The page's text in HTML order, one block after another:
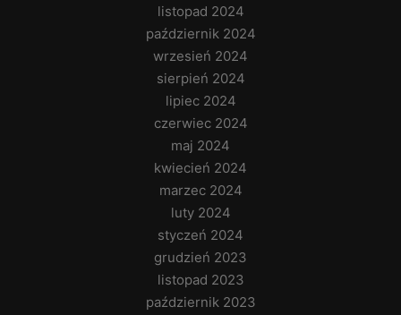
listopad 2024
październik 2024
wrzesień 2024
sierpień 2024
lipiec 2024
czerwiec 2024
maj 2024
kwiecień 2024
marzec 2024
luty 2024
styczeń 2024
grudzień 2023
listopad 2023
październik 2023